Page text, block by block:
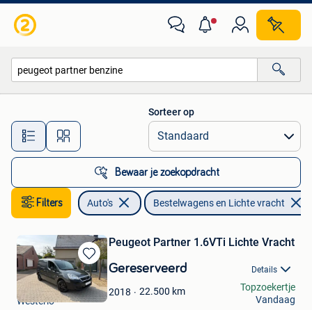
Alle afstanden…
Sorteer op
Bewaar je zoekopdracht
Filters Auto's Bestelwagens en Lichte vracht
Bewaren
in
Mijn
Favorieten
Peugeot Partner 1.6VTi Lichte Vracht
Gereserveerd Details
2018 22.500 km
Heylen Automotive
Westerlo
Topzoekertje
Vandaag